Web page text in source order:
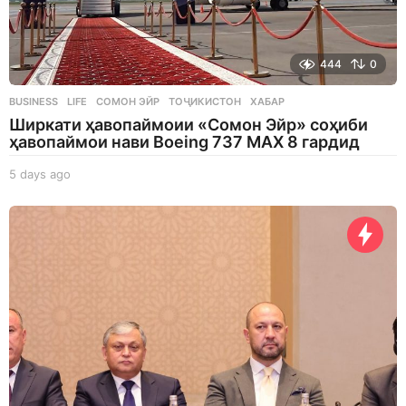
444 0
BUSINESS ,LIFE СОМОН ЭЙР ,ТОҶИКИСТОН ,ХАБАР
Ширкати ҳавопаймоии «Сомон Эйр» соҳиби
ҳавопаймои нави Boeing 737 MAX 8 гардид
5 days ago
a